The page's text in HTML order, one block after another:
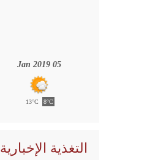
05 Jan 2019
13°C 8°C
التغذية الإخبارية